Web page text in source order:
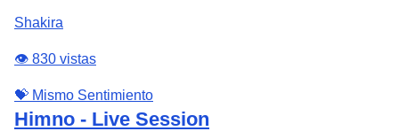
Shakira
👁️ 830 vistas
💝 Mismo Sentimiento
Himno - Live Session